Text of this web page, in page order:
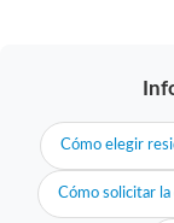
Cómo elegir
Cómo solicitar la